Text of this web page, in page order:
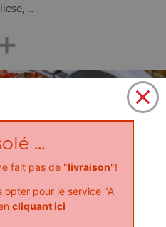
...
grande calzone
...
fait pas de "livraison"!
opter pour le service "A
cliquant ici